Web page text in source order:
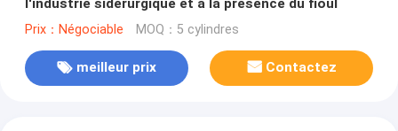
l'industrie sidérurgique et à la présence du fioul
Prix：Négociable MOQ：5 cylindres
meilleur prix Contactez